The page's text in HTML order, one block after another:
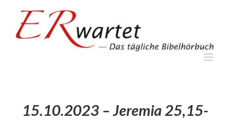
springen
15.10.2023 – Jeremia 25,15-